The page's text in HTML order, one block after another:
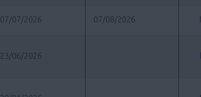
07/07/2026 07/08/2026
23/06/2026